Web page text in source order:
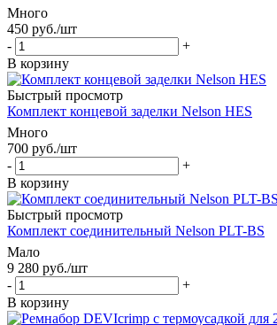
Много
450 руб./шт
-
+
В корзину
Быстрый просмотр
Комплект концевой заделки Nelson HES
Много
700 руб./шт
-
+
В корзину
Быстрый просмотр
Комплект соединительный Nelson PLT-BS
Мало
9 280 руб./шт
-
+
В корзину